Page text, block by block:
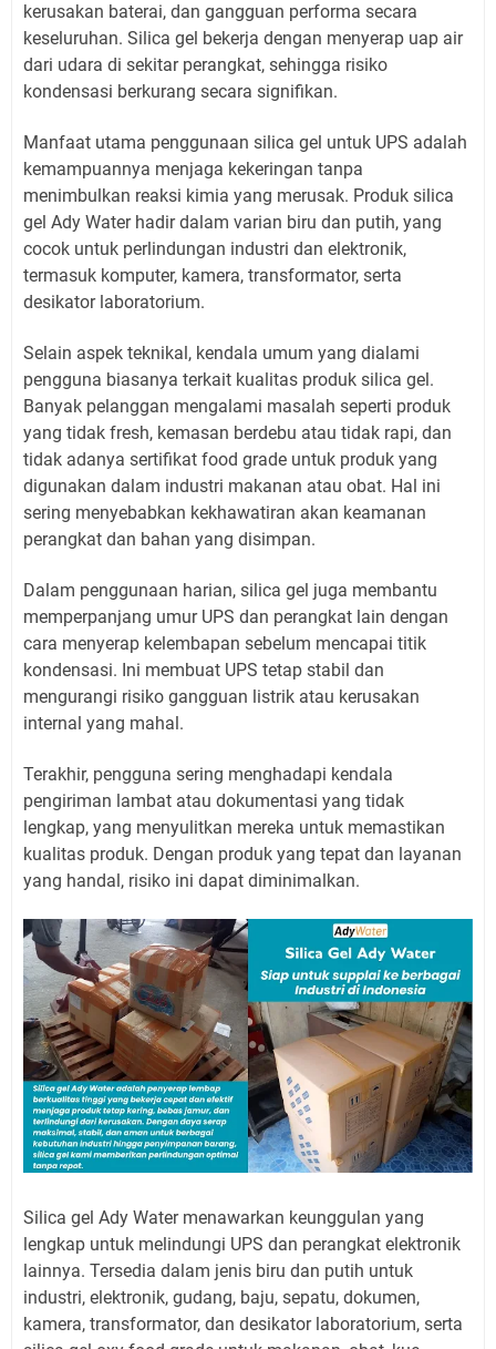
kerusakan baterai, dan gangguan performa secara
keseluruhan. Silica gel bekerja dengan menyerap uap air
dari udara di sekitar perangkat, sehingga risiko
kondensasi berkurang secara signifikan.
Manfaat utama penggunaan silica gel untuk UPS adalah
kemampuannya menjaga kekeringan tanpa
menimbulkan reaksi kimia yang merusak. Produk silica
gel Ady Water hadir dalam varian biru dan putih, yang
cocok untuk perlindungan industri dan elektronik,
termasuk komputer, kamera, transformator, serta
desikator laboratorium.
Selain aspek teknikal, kendala umum yang dialami
pengguna biasanya terkait kualitas produk silica gel.
Banyak pelanggan mengalami masalah seperti produk
yang tidak fresh, kemasan berdebu atau tidak rapi, dan
tidak adanya sertifikat food grade untuk produk yang
digunakan dalam industri makanan atau obat. Hal ini
sering menyebabkan kekhawatiran akan keamanan
perangkat dan bahan yang disimpan.
Dalam penggunaan harian, silica gel juga membantu
memperpanjang umur UPS dan perangkat lain dengan
cara menyerap kelembapan sebelum mencapai titik
kondensasi. Ini membuat UPS tetap stabil dan
mengurangi risiko gangguan listrik atau kerusakan
internal yang mahal.
Terakhir, pengguna sering menghadapi kendala
pengiriman lambat atau dokumentasi yang tidak
lengkap, yang menyulitkan mereka untuk memastikan
kualitas produk. Dengan produk yang tepat dan layanan
yang handal, risiko ini dapat diminimalkan.
Silica gel Ady Water menawarkan keunggulan yang
lengkap untuk melindungi UPS dan perangkat elektronik
lainnya. Tersedia dalam jenis biru dan putih untuk
industri, elektronik, gudang, baju, sepatu, dokumen,
kamera, transformator, dan desikator laboratorium, serta